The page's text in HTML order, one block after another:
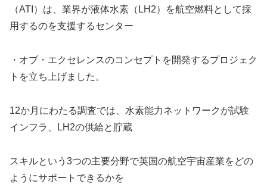
（ATI）は、業界が液体水素（LH2）を航空燃料として採
用するのを支援するセンター
・オブ・エクセレンスのコンセプトを開発するプロジェク
トを立ち上げました。
12か月にわたる調査では、水素能力ネットワークが試験
インフラ、LH2の供給と貯蔵
スキルという3つの主要分野で英国の航空宇宙産業をどの
ようにサポートできるかを